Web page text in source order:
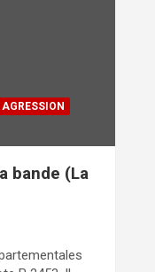
AGRESSION
bande (La